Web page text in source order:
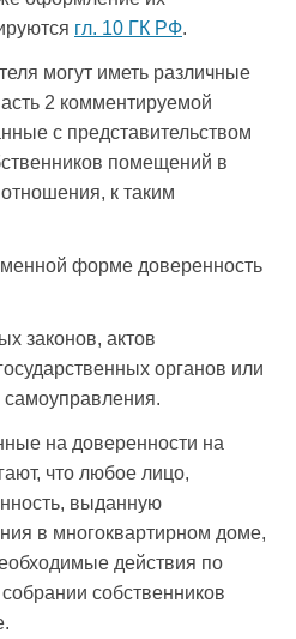
гл. 10 ГК РФ.
могут иметь различные
2 комментируемой
с представительством
помещений в
к таким
форме доверенность
законов, актов
органов или
самоуправления.
на доверенности на
что любое лицо,
выданную
в многоквартирном доме,
действия по
собственников